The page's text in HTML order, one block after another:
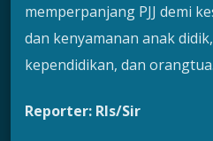
memperpanjang PJJ demi
dan kenyamanan anak
kependidikan, dan orangtua.
Reporter: Rls/Sir